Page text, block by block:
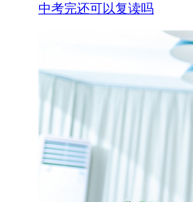
中考完还可以复读吗